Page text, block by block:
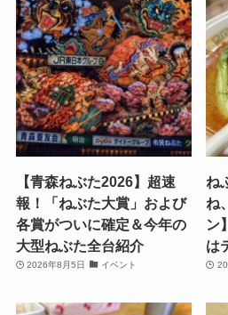
【青森ねぶた2026】超速
報！「ねぶた大賞」および
各賞がついに確定＆今年の
大型ねぶた全台紹介
2026年8月5日 イベント
ね
ね
ン
は